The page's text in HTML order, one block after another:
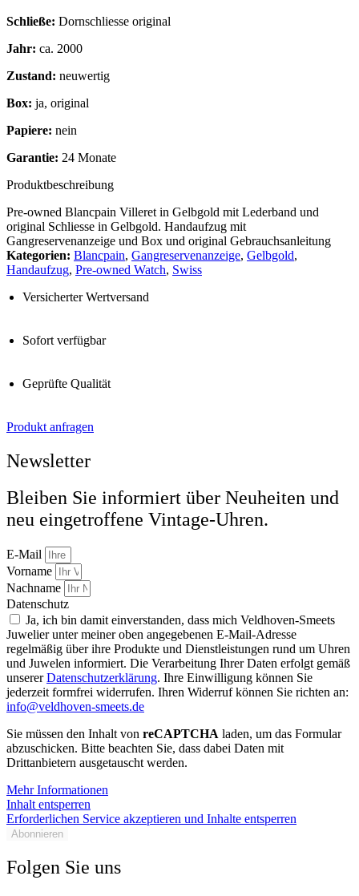
Schließe: Dornschliesse original
Jahr: ca. 2000
Zustand: neuwertig
Box: ja, original
Papiere: nein
Garantie: 24 Monate
Produktbeschreibung
Pre-owned Blancpain Villeret in Gelbgold mit Lederband und
original Schliesse in Gelbgold. Handaufzug mit
Gangreservenanzeige und Box und original Gebrauchsanleitung
Kategorien: Blancpain, Gangreservenanzeige, Gelbgold,
Handaufzug, Pre-owned Watch, Swiss
Versicherter Wertversand
Sofort verfügbar
Geprüfte Qualität
Produkt anfragen
Newsletter
Bleiben Sie informiert über Neuheiten und
neu eingetroffene Vintage-Uhren.
E-Mail
Vorname
Nachname
Datenschutz
Ja, ich bin damit einverstanden, dass mich Veldhoven-Smeets
Juwelier unter meiner oben angegebenen E-Mail-Adresse
regelmäßig über ihre Produkte und Dienstleistungen rund um Uhren
und Juwelen informiert. Die Verarbeitung Ihrer Daten erfolgt gemäß
unsererDatenschutzerklärung. Ihre Einwilligung können Sie
jederzeit formfrei widerrufen. Ihren Widerruf können Sie richten an:
info@veldhoven-smeets.de
Sie müssen den Inhalt von reCAPTCHA laden, um das Formular
abzuschicken. Bitte beachten Sie, dass dabei Daten mit
Drittanbietern ausgetauscht werden.
Mehr Informationen
Inhalt entsperren
Erforderlichen Service akzeptieren und Inhalte entsperren
Abonnieren
Folgen Sie uns